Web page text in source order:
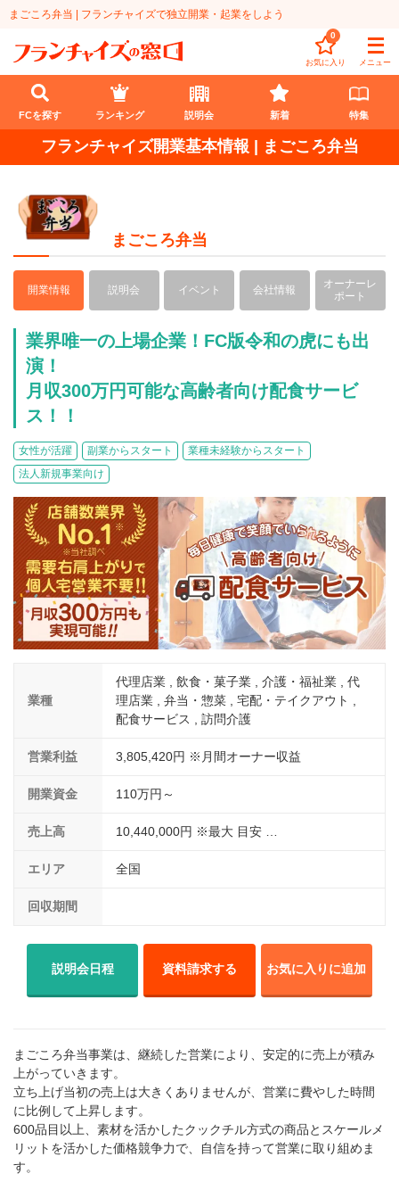
まごころ弁当 | フランチャイズで独立開業・起業をしよう
お気に入り
0
メニュー
FCを探す
業種
代理店業
サービス業
無店舗系
介護・福祉業
美容・健康業
海外FC本部
インターン独立・社員募集
開業資金
1円〜100万円
301万円～500万円
501万円～1000万円
エリア
東北
甲信越・北陸
東海
近畿
四国
中国
九州・沖縄
総合ランキング
介護
塾
飲食
リペアクリーニング
100万以下で開業
夫婦で開業
脱サラで開業
副業・サイドビジネス
説明会
イベント
お役立ち情報コラム
会員登録 ログイン
FCを探す ランキング 説明会 新着 特集
フランチャイズ開業基本情報 | まごころ弁当
まごころ弁当
開業情報 説明会 イベント 会社情報
オーナーレ
ポート
業界唯一の上場企業！FC版令和の虎にも出
演！
月収300万円可能な高齢者向け配食サービ
ス！！
女性が活躍 副業からスタート
業種未経験からスタート
法人新規事業向け
業種
代理店業 , 飲食・菓子業 , 介護・福祉業 , 代
理店業 , 弁当・惣菜 , 宅配・テイクアウト ,
配食サービス , 訪問介護
営業利益 3,805,420円 ※月間オーナー収益
開業資金 110万円～
売上高 10,440,000円 ※最大 目安 …
エリア 全国
回収期間
説明会日程 資料請求する お気に入りに追加
まごころ弁当事業は、継続した営業により、安定的に売上が積み
上がっていきます。
立ち上げ当初の売上は大きくありませんが、営業に費やした時間
に比例して上昇します。
600品目以上、素材を活かしたクックチル方式の商品とスケールメ
リットを活かした価格競争力で、自信を持って営業に取り組めま
す。